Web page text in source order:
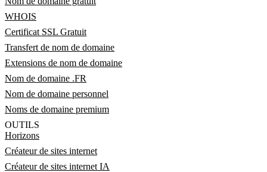
WHOIS
Certificat SSL Gratuit
Transfert de nom de domaine
Extensions de nom de domaine
Nom de domaine .FR
Nom de domaine personnel
Noms de domaine premium
OUTILS
Horizons
Créateur de sites internet
Créateur de sites internet IA